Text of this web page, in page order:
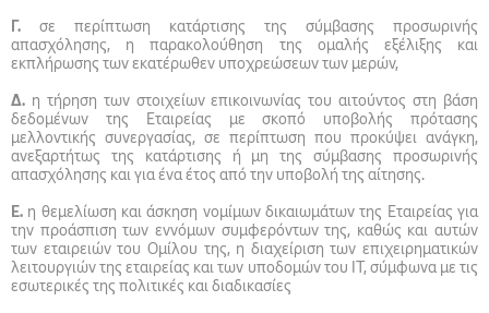
Γ. σε περίπτωση κατάρτισης της σύμβασης προσωρινής
απασχόλησης, η παρακολούθηση της ομαλής εξέλιξης και
εκπλήρωσης των εκατέρωθεν υποχρεώσεων των μερών,
Δ. η τήρηση των στοιχείων επικοινωνίας του αιτούντος στη βάση
δεδομένων της Εταιρείας με σκοπό υποβολής πρότασης
μελλοντικής συνεργασίας, σε περίπτωση που προκύψει ανάγκη,
ανεξαρτήτως της κατάρτισης ή μη της σύμβασης προσωρινής
απασχόλησης και για ένα έτος από την υποβολή της αίτησης.
Ε. η θεμελίωση και άσκηση νομίμων δικαιωμάτων της Εταιρείας για
την προάσπιση των εννόμων συμφερόντων της, καθώς και αυτών
των εταιρειών του Ομίλου της, η διαχείριση των επιχειρηματικών
λειτουργιών της εταιρείας και των υποδομών του IT, σύμφωνα με τις
εσωτερικές της πολιτικές και διαδικασίες